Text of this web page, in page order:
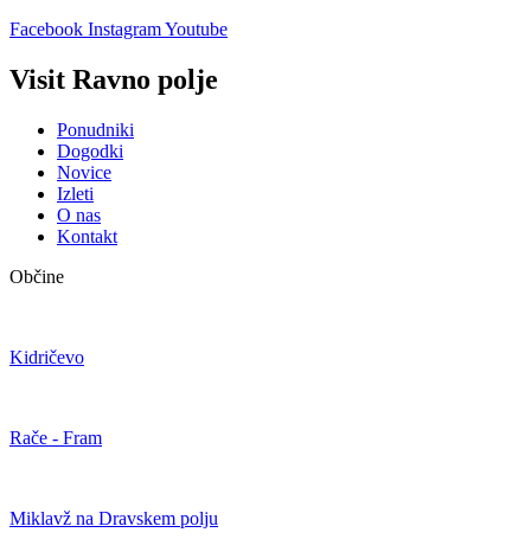
Facebook InstagramYoutube
Visit Ravno polje
Ponudniki
Dogodki
Novice
Izleti
O nas
Kontakt
Občine
Kidričevo
Rače - Fram
Miklavž na Dravskem polju